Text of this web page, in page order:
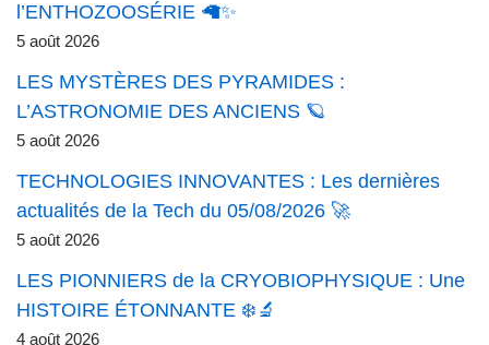
l’ENTHOZOOSÉRIE 🦙✨
5 août 2026
LES MYSTÈRES DES PYRAMIDES :
L’ASTRONOMIE DES ANCIENS 🪐
5 août 2026
TECHNOLOGIES INNOVANTES : Les dernières
actualités de la Tech du 05/08/2026 🚀
5 août 2026
LES PIONNIERS de la CRYOBIOPHYSIQUE : Une
HISTOIRE ÉTONNANTE ❄️🔬
4 août 2026